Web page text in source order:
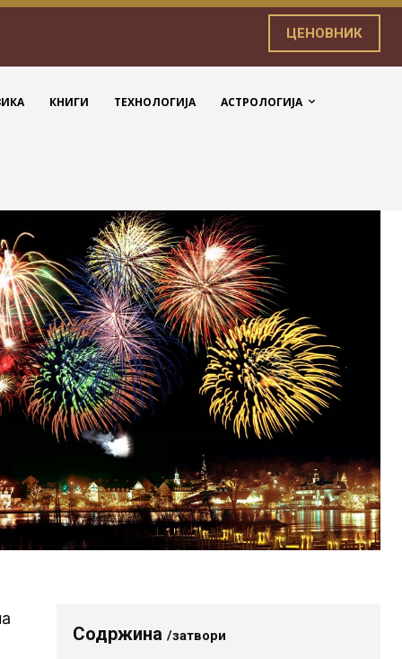
ЦЕНОВНИК
КНИГИ ТЕХНОЛОГИЈА АСТРОЛОГИЈА
Содржина/затвори